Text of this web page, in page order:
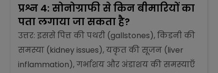
प्रश्न 4: सोनोग्राफी से किन बीमारियों का
पता लगाया जा सकता है?
उत्तर: इससे पित्त की पथरी (gallstones), किडनी की
समस्या (kidney issues), यकृत की सूजन (liver
inflammation), गर्भाशय और अंडाशय की समस्याएँ